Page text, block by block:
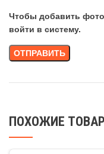
Чтобы добавить
войти в систему.
ПОХОЖИЕ